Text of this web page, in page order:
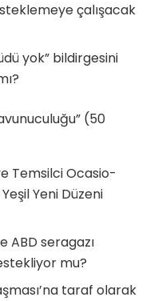
çalışacak
yok” bildirgesini
(50
Temsilci Ocasio-
Yeni Düzeni
ABD seragazı
mu?
taraf olarak